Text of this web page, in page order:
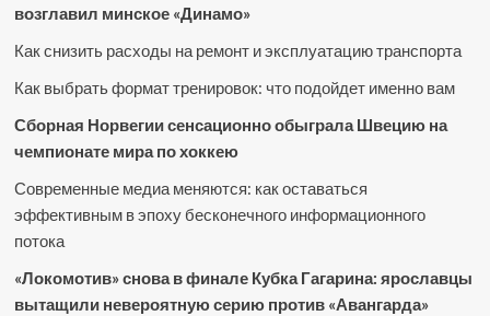
возглавил минское «Динамо»
Как снизить расходы на ремонт и эксплуатацию транспорта
Как выбрать формат тренировок: что подойдет именно вам
Сборная Норвегии сенсационно обыграла Швецию на
чемпионате мира по хоккею
Современные медиа меняются: как оставаться
эффективным в эпоху бесконечного информационного
потока
«Локомотив» снова в финале Кубка Гагарина: ярославцы
вытащили невероятную серию против «Авангарда»